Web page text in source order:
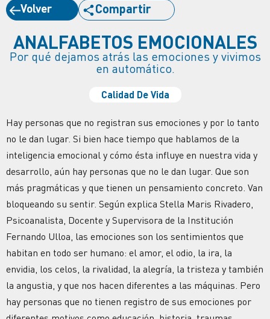
Volver Compartir
ANALFABETOS EMOCIONALES
Por qué dejamos atrás las emociones y vivimos
en automático.
Calidad De Vida
Hay personas que no registran sus emociones y por lo tanto
no le dan lugar. Si bien hace tiempo que hablamos de la
inteligencia emocional y cómo ésta influye en nuestra vida y
desarrollo, aún hay personas que no le dan lugar. Que son
más pragmáticas y que tienen un pensamiento concreto. Van
bloqueando su sentir. Según explica Stella Maris Rivadero,
Psicoanalista, Docente y Supervisora de la Institución
Fernando Ulloa, las emociones son los sentimientos que
habitan en todo ser humano: el amor, el odio, la ira, la
envidia, los celos, la rivalidad, la alegría, la tristeza y también
la angustia, y que nos hacen diferentes a las máquinas. Pero
hay personas que no tienen registro de sus emociones por